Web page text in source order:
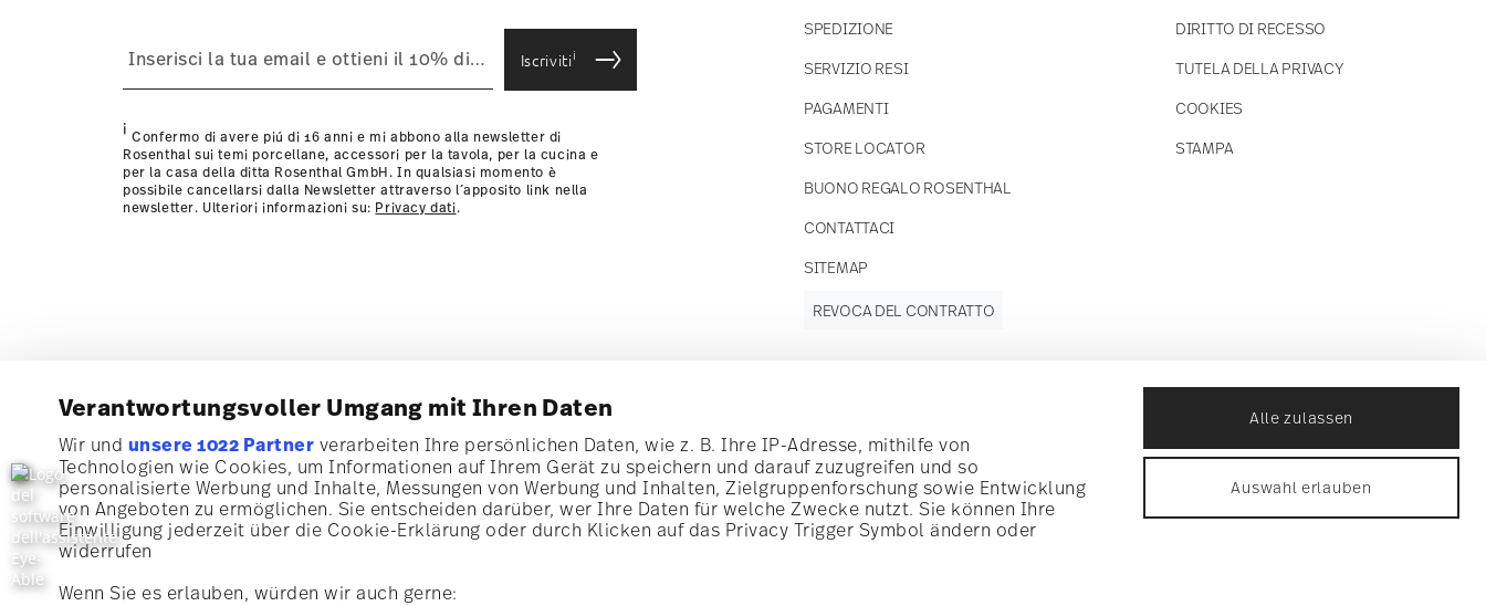
Verantwortungsvoller Umgang mit Ihren Daten
Wir und unsere 1022 Partner verarbeiten Ihre persönlichen Daten, wie z. B. Ihre IP-Adresse, mithilfe von
Technologien wie Cookies, um Informationen auf Ihrem Gerät zu speichern und darauf zuzugreifen und so
personalisierte Werbung und Inhalte, Messungen von Werbung und Inhalten, Zielgruppenforschung sowie Entwicklung
von Angeboten zu ermöglichen. Sie entscheiden darüber, wer Ihre Daten für welche Zwecke nutzt. Sie können Ihre
Einwilligung jederzeit über die Cookie-Erklärung oder durch Klicken auf das Privacy Trigger Symbol ändern oder
widerrufen
Wenn Sie es erlauben, würden wir auch gerne:
Alle zulassen
Auswahl erlauben
Iscrivitii
i Confermo di avere piú di 16 anni e mi abbono alla newsletter di
Rosenthal sui temi porcellane, accessori per la tavola, per la cucina e
per la casa della ditta Rosenthal GmbH. In qualsiasi momento è
possibile cancellarsi dalla Newsletter attraverso l´apposito link nella
newsletter. Ulteriori informazioni su: Privacy dati.
SPEDIZIONE
SERVIZIO RESI
PAGAMENTI
STORE LOCATOR
BUONO REGALO ROSENTHAL
CONTATTACI
SITEMAP
DIRITTO DI RECESSO
TUTELA DELLA PRIVACY
COOKIES
STAMPA
REVOCA DEL CONTRATTO
Tieniti
Scopri tutti i nostri brand
Iscriviti alla nostra newsletter e ricevi il 10% di sconto!
Tieniti informato su novità, tendenze e offerte speciali.
Buono sconto del 10% per chi si iscrive alla newsletter